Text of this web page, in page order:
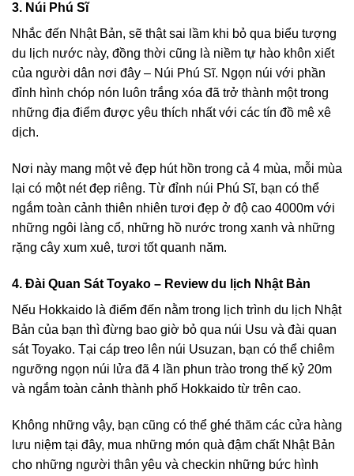
3. Núi Phú Sĩ
Nhắc đến Nhật Bản, sẽ thật sai lầm khi bỏ qua biểu tượng
du lịch nước này, đồng thời cũng là niềm tự hào khôn xiết
của người dân nơi đây – Núi Phú Sĩ. Ngọn núi với phần
đỉnh hình chóp nón luôn trắng xóa đã trở thành một trong
những địa điểm được yêu thích nhất với các tín đồ mê xê
dịch.
Nơi này mang một vẻ đẹp hút hồn trong cả 4 mùa, mỗi mùa
lại có một nét đẹp riêng. Từ đỉnh núi Phú Sĩ, bạn có thể
ngắm toàn cảnh thiên nhiên tươi đẹp ở độ cao 4000m với
những ngôi làng cổ, những hồ nước trong xanh và những
rặng cây xum xuê, tươi tốt quanh năm.
4. Đài Quan Sát Toyako – Review du lịch Nhật Bản
Nếu Hokkaido là điểm đến nằm trong lịch trình du lịch Nhật
Bản của bạn thì đừng bao giờ bỏ qua núi Usu và đài quan
sát Toyako. Tại cáp treo lên núi Usuzan, bạn có thể chiêm
ngưỡng ngọn núi lửa đã 4 lần phun trào trong thế kỷ 20m
và ngắm toàn cảnh thành phố Hokkaido từ trên cao.
Không những vậy, bạn cũng có thể ghé thăm các cửa hàng
lưu niệm tại đây, mua những món quà đậm chất Nhật Bản
cho những người thân yêu và checkin những bức hình